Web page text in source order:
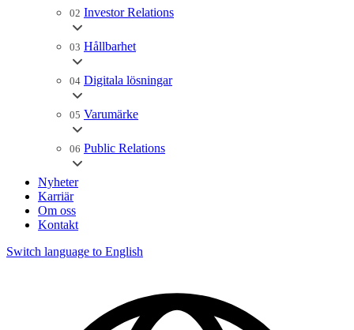
02 Investor Relations
03 Hållbarhet
04 Digitala lösningar
05 Varumärke
06 Public Relations
Nyheter
Karriär
Om oss
Kontakt
Switch language to English